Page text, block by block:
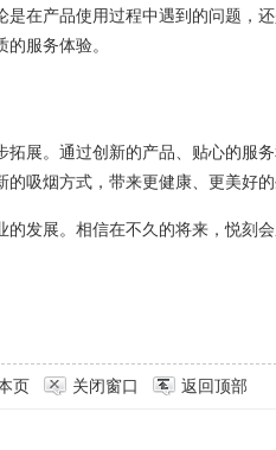
在产品使用过程中遇到的问题，
服务体验。
展。通过创新的产品、贴心的服
吸烟方式，带来更健康、更美好的
发展。相信在不久的将来，悦刻
页 关闭窗口 返回顶部